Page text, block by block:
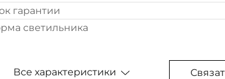
гарантии
светильника
Все характеристики